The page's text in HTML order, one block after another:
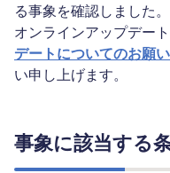
る事象を確認しました。
オンラインアップデー
デートについてのお願い
い申し上げます。
事象に該当する